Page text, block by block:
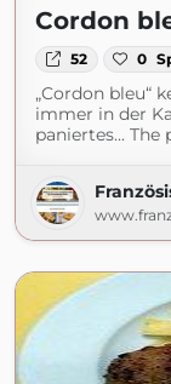
Cordon
52 0
„Cordon bleu“
immer in der
paniertes... The